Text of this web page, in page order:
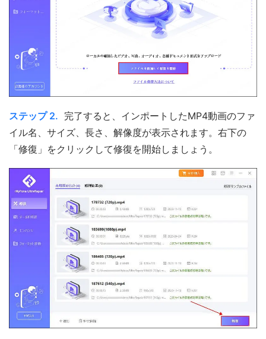
ステップ 2. 完了すると、インポートしたMP4動画のファ
イル名、サイズ、長さ、解像度が表示されます。右下の
「修復」をクリックして修復を開始しましょう。